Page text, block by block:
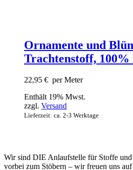
Ornamente und
Trachtenstoff, 100%
22,95 € per Meter
Enthält 19% Mwst.
zzgl. Versand
Lieferzeit: ca. 2-3 Werktage
Wir sind DIE Anlaufstelle für Stoffe und
vorbei zum Stöbern – wir freuen uns